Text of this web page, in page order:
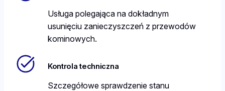
Usługa polegająca na dokładnym
usunięciu zanieczyszczeń z przewodów
kominowych.
Kontrola techniczna
Szczegółowe sprawdzenie stanu